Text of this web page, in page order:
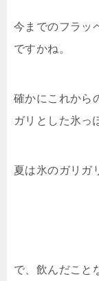
今までのフラッ
ですかね。
確かにこれから
ガリとした氷っ
夏は氷のガリガ
で、飲んだこと